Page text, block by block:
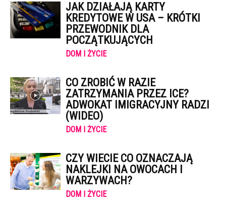
JAK DZIAŁAJĄ KARTY
KREDYTOWE W USA – KRÓTKI
PRZEWODNIK DLA
POCZĄTKUJĄCYCH
DOM I ŻYCIE
CO ZROBIĆ W RAZIE
ZATRZYMANIA PRZEZ ICE?
ADWOKAT IMIGRACYJNY RADZI
(WIDEO)
DOM I ŻYCIE
CZY WIECIE CO OZNACZAJĄ
NAKLEJKI NA OWOCACH I
WARZYWACH?
DOM I ŻYCIE